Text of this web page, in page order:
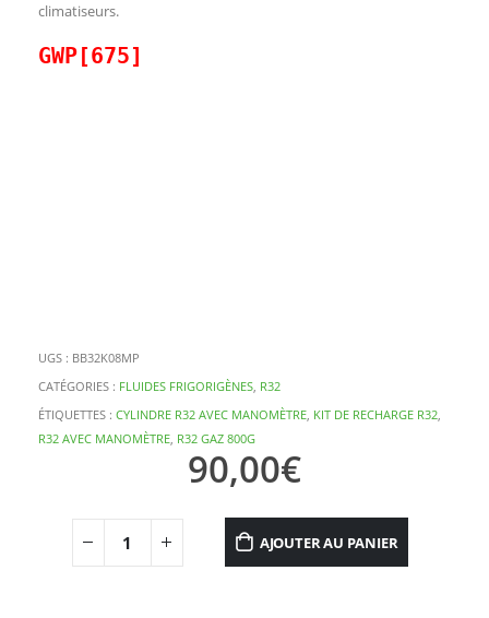
climatiseurs.
GWP[675]
UGS : BB32K08MP
CATÉGORIES : FLUIDES FRIGORIGÈNES R32
ÉTIQUETTES : CYLINDRE R32 AVEC MANOMÈTRE KIT DE RECHARGE R32
R32 AVEC MANOMÈTRE R32 GAZ 800G
90,00€
AJOUTER AU PANIER